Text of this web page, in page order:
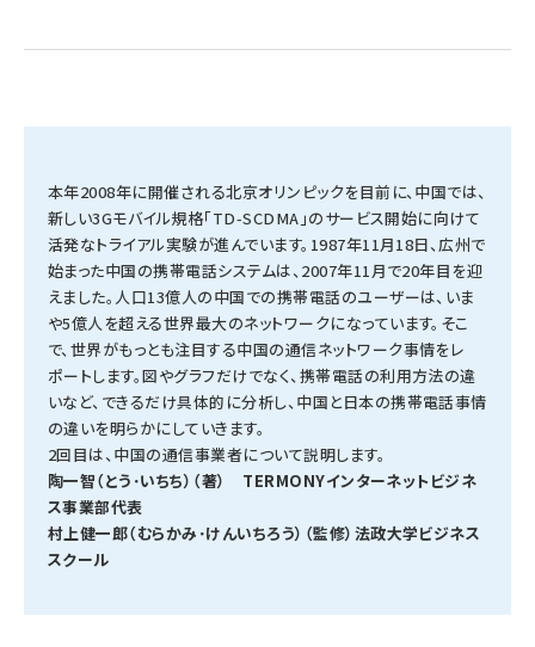
新井宏征 (313)
大串 (234)
タンデム (161)
本年2008年に開催される北京オリンピックを目前に、中国では、
新しい3Gモバイル規格「TD-SCDMA」のサービス開始に向けて
活発なトライアル実験が進んでいます。1987年11月18日、広州で
始まった中国の携帯電話システムは、2007年11月で20年目を迎
えました。人口13億人の中国での携帯電話のユーザーは、いま
や5億人を超える世界最大のネットワークになっています。そこ
で、世界がもっとも注目する中国の通信ネットワーク事情をレ
ポートします。図やグラフだけでなく、携帯電話の利用方法の違
いなど、できるだけ具体的に分析し、中国と日本の携帯電話事情
の違いを明らかにしていきます。
2回目は、中国の通信事業者について説明します。
陶一智（とう･いちち）（著） TERMONYインターネットビジネ
ス事業部代表
村上健一郎（むらかみ･けんいちろう）（監修）法政大学ビジネス
スクール